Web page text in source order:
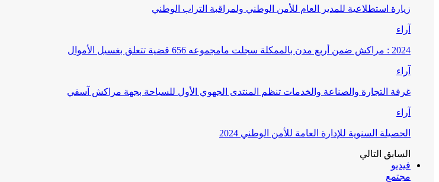
زيارة استطلاعية للمدير العام للأمن الوطني ولمراقبة التراب الوطني
آراء
2024 : مراكش ضمن أربع مدن بالممكلة سجلت مامجموعه 656 قضية تتعلق بغسيل الأموال
آراء
غرفة التجارة والصناعة والخدمات تنظم المنتدى الجهوي الأول للسياحة بجهة مراكش آسفي
آراء
الحصيلة السنوية للإدارة العامة للأمن الوطني 2024
السابق التالي
فيديو
مجتمع